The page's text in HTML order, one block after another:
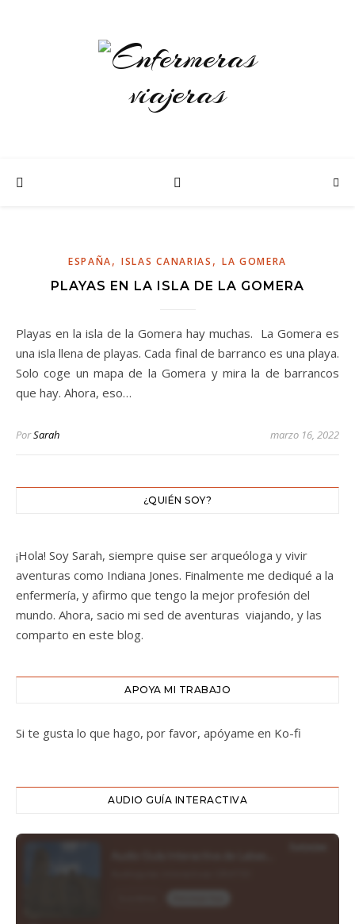
ESPAÑA,ISLAS CANARIAS , LA GOMERA
PLAYAS EN LA ISLA DE LA GOMERA
Playas en la isla de la Gomera hay muchas. La Gomera es
una isla llena de playas. Cada final de barranco es una playa.
Solo coge un mapa de la Gomera y mira la de barrancos
que hay. Ahora, eso…
PorSarah marzo 16, 2022
¿QUIÉN SOY?
¡Hola! Soy Sarah, siempre quise ser arqueóloga y vivir
aventuras como Indiana Jones. Finalmente me dediqué a la
enfermería, y afirmo que tengo la mejor profesión del
mundo. Ahora, sacio mi sed de aventuras viajando, y las
comparto en este blog.
APOYA MI TRABAJO
Si te gusta lo que hago, por favor, apóyame en Ko-fi
AUDIO GUÍA INTERACTIVA